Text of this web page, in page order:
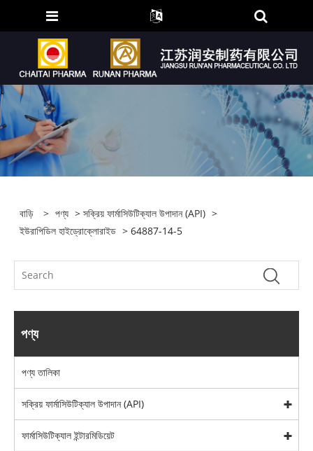
বাড়ি > পণ্য >সক্রিয় ফার্মাসিউটিক্যাল উপাদান (API) >
ইউরাপিডিল হাইড্রোক্লোরাইড > 64887-14-5
পণ্য
পণ্য তালিকা
সক্রিয় ফার্মাসিউটিক্যাল উপাদান (API)
ফার্মাসিউটিক্যাল ইন্টারমিডিয়েট